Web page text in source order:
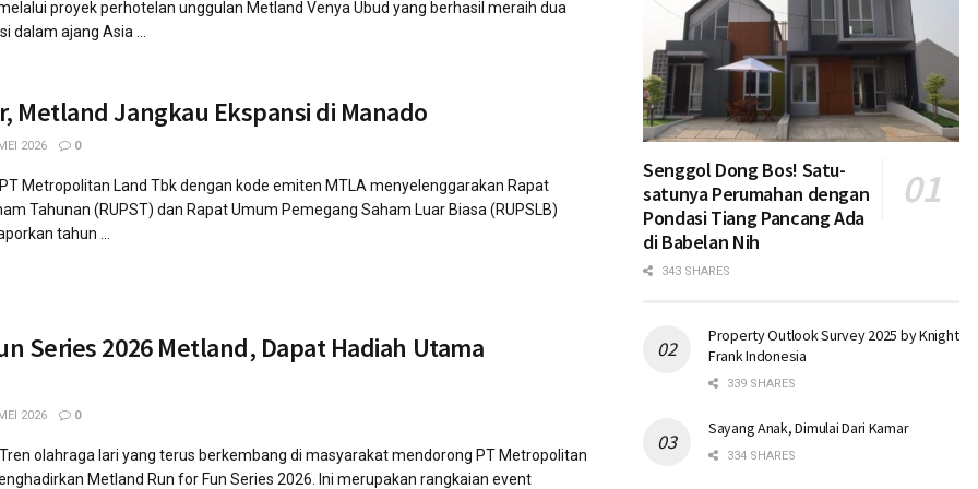
proyek perhotelan unggulan Metland Venya Ubud yang berhasil meraih dua
dalam ajang Asia ...
Metland Jangkau Ekspansi di Manado
2026 0
Metropolitan Land Tbk dengan kode emiten MTLA menyelenggarakan Rapat
Tahunan (RUPST) dan Rapat Umum Pemegang Saham Luar Biasa (RUPSLB)
tahun ...
Series 2026 Metland, Dapat Hadiah Utama
2026 0
olahraga lari yang terus berkembang di masyarakat mendorong PT Metropolitan
Metland Run for Fun Series 2026. Ini merupakan rangkaian event
Senggol Dong Bos! Satu-
satunya Perumahan dengan
Pondasi Tiang Pancang Ada
di Babelan Nih
343 SHARES
Property Outlook Survey 2025 by Knight
Frank Indonesia
339 SHARES
Sayang Anak, Dimulai Dari Kamar
334 SHARES